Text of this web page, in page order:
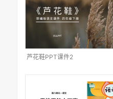
芦花鞋PPT课件2